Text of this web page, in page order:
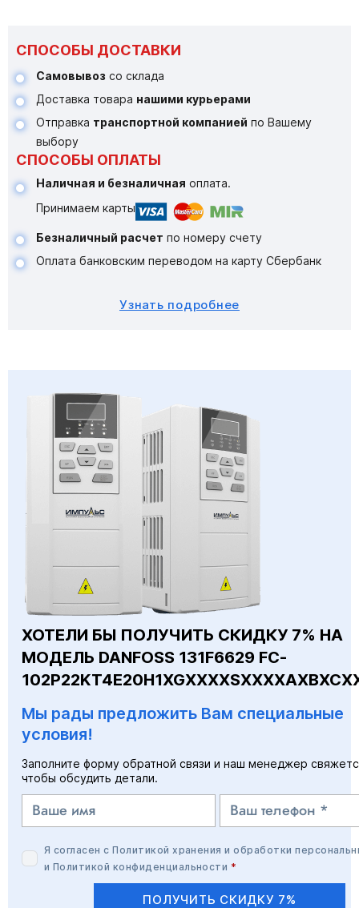
СПОСОБЫ ДОСТАВКИ
Самовывоз со склада
Доставка товара нашими курьерами
Отправка транспортной компанией по Вашему
выбору
СПОСОБЫ ОПЛАТЫ
Наличная и безналичная оплата.
Принимаем карты
Безналичный расчет по номеру счету
Оплата банковским переводом на карту Сбербанк
Узнать подробнее
ХОТЕЛИ БЫ ПОЛУЧИТЬ СКИДКУ 7% НА
МОДЕЛЬ DANFOSS 131F6629 FC-
Мы рады предложить Вам специальные
условия!
Заполните форму обратной связи и наш менеджер
чтобы обсудить детали.
Я согласен сПолитикой хранения и обработки
и Политикой конфиденциальности *
ПОЛУЧИТЬ СКИДКУ 7%